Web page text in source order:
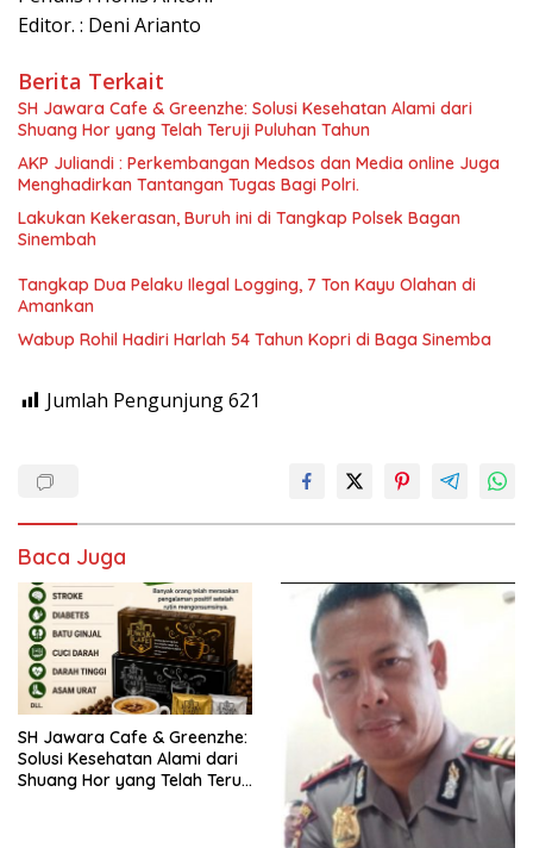
Editor. : Deni Arianto
Berita Terkait
SH Jawara Cafe & Greenzhe: Solusi Kesehatan Alami dari
Shuang Hor yang Telah Teruji Puluhan Tahun
AKP Juliandi : Perkembangan Medsos dan Media online Juga
Menghadirkan Tantangan Tugas Bagi Polri.
Lakukan Kekerasan, Buruh ini di Tangkap Polsek Bagan
Sinembah
Tangkap Dua Pelaku Ilegal Logging, 7 Ton Kayu Olahan di
Amankan
Wabup Rohil Hadiri Harlah 54 Tahun Kopri di Baga Sinemba
Jumlah Pengunjung621
Baca Juga
SH Jawara Cafe & Greenzhe:
Solusi Kesehatan Alami dari
Shuang Hor yang Telah Teruji